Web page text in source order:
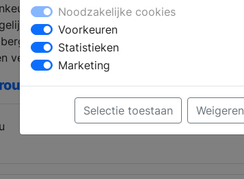
Maak een afspraak en laat u
op het gebied van
Uw specifieke wensen
vertaald in een (3D) ontwerp.
Noodzakelijke cookies
Voorkeuren
Statistieken
Marketing
Selectie toestaan Weigeren